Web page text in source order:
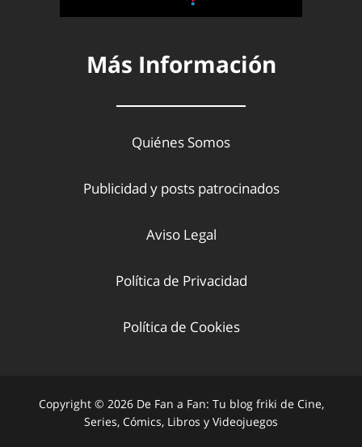
Más Información
Quiénes Somos
Publicidad y posts patrocinados
Aviso Legal
Política de Privacidad
Política de Cookies
Copyright © 2026 De Fan a Fan: Tu blog friki de Cine,
Series, Cómics, Libros y Videojuegos